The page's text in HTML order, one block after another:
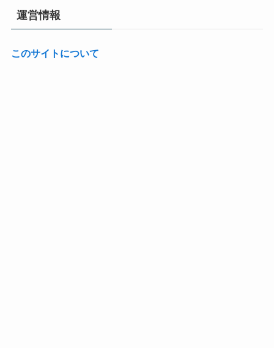
運営情報
このサイトについて